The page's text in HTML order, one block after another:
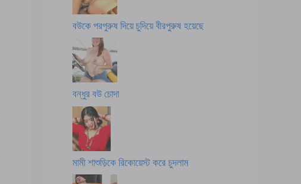
বউকে পরপুরুষ দিয়ে চুদিয়ে বীরপুরুষ হয়েছে
বন্ধুর বউ চোদা
মামী শাশুড়িকে রিকোয়েস্ট করে চুদলাম